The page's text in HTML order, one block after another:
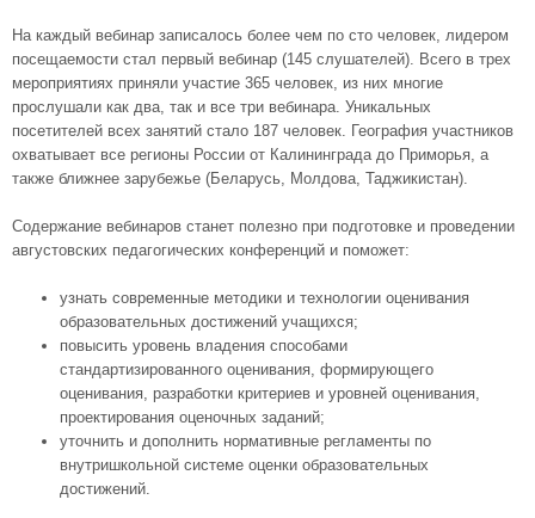
На каждый вебинар записалось более чем по сто человек, лидером
посещаемости стал первый вебинар (145 слушателей). Всего в трех
мероприятиях приняли участие 365 человек, из них многие
прослушали как два, так и все три вебинара. Уникальных
посетителей всех занятий стало 187 человек. География участников
охватывает все регионы России от Калининграда до Приморья, а
также ближнее зарубежье (Беларусь, Молдова, Таджикистан).
Содержание вебинаров станет полезно при подготовке и проведении
августовских педагогических конференций и поможет:
узнать современные методики и технологии оценивания
образовательных достижений учащихся;
повысить уровень владения способами
стандартизированного оценивания, формирующего
оценивания, разработки критериев и уровней оценивания,
проектирования оценочных заданий;
уточнить и дополнить нормативные регламенты по
внутришкольной системе оценки образовательных
достижений.